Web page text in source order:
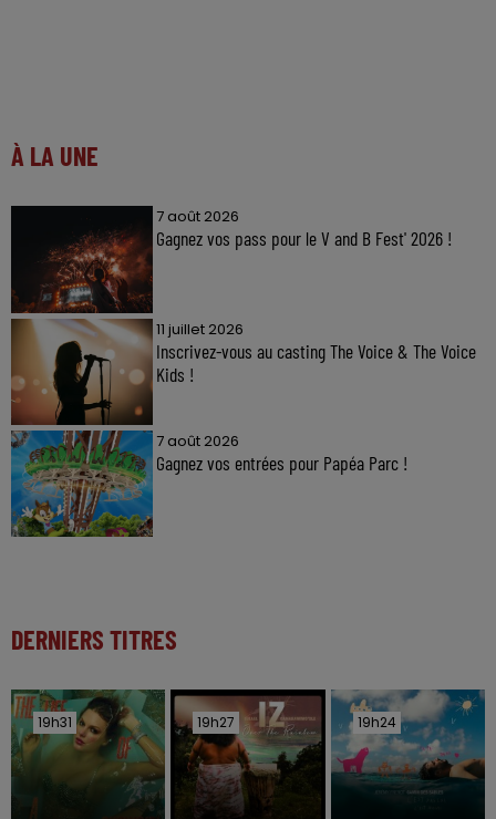
À LA UNE
7 août 2026
Gagnez vos pass pour le V and B Fest' 2026 !
11 juillet 2026
Inscrivez-vous au casting The Voice & The Voice
Kids !
7 août 2026
Gagnez vos entrées pour Papéa Parc !
DERNIERS TITRES
19h31
19h31 19h27
19h27 19h24
19h24